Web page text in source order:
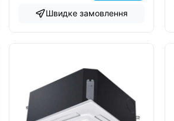
Швидке замовлення